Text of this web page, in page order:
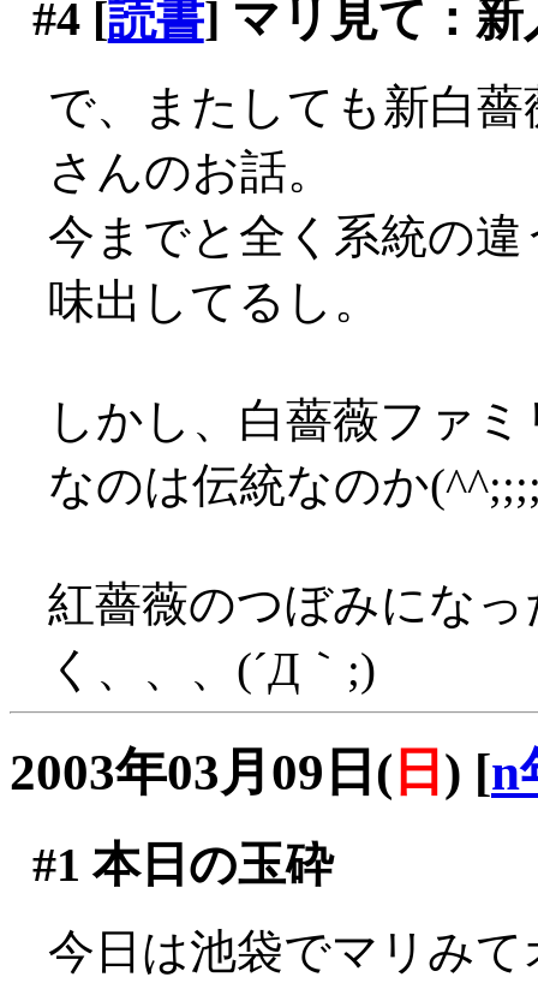
#4[読書] マリ見て：新
で、またしても新白
さんのお話。
今までと全く系統の
味出してるし。
しかし、白薔薇ファ
なのは伝統なのか
紅薔薇のつぼみにな
く、、、(´Д｀;)
2003年03月09日( 日 ) [n
#1 本日の玉砕
今日は池袋でマリみ